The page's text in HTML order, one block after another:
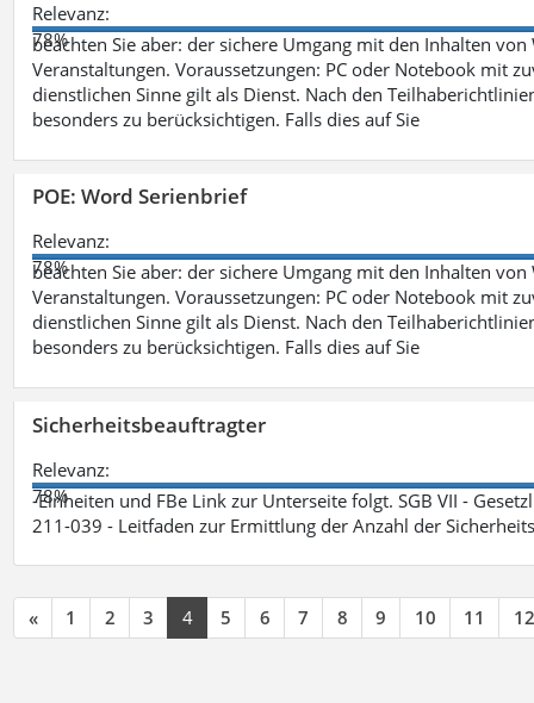
Relevanz:
78%
beachten Sie aber: der sichere Umgang mit den Inhalten
Veranstaltungen. Voraussetzungen: PC oder Notebook mit
dienstlichen Sinne gilt als Dienst. Nach den
besonders zu berücksichtigen. Falls dies auf Sie
POE: Word Serienbrief
Relevanz:
78%
beachten Sie aber: der sichere Umgang mit den Inhalten
Veranstaltungen. Voraussetzungen: PC oder Notebook mit
dienstlichen Sinne gilt als Dienst. Nach den
besonders zu berücksichtigen. Falls dies auf Sie
Sicherheitsbeauftragter
Relevanz:
78%
-Einheiten und FBe Link zur Unterseite folgt. SGB VII -
211-039 - Leitfaden zur Ermittlung der Anzahl der
« 1 2 3 4 5 6 7 8 9 10 11 12